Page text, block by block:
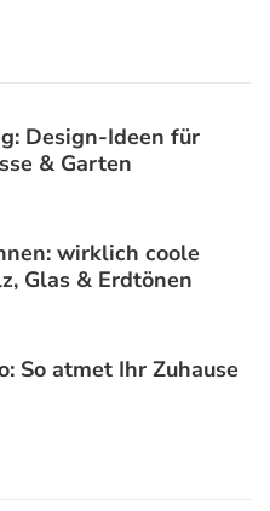
Design-Ideen für
& Garten
wirklich coole
Glas & Erdtönen
So atmet Ihr Zuhause